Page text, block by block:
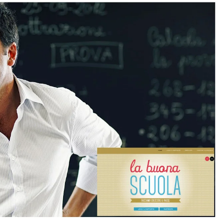
Informazione
al biologico italiano
Nord. Il settore è a
Informazione
Acque sempre agitate tra i
democratici di Caposele